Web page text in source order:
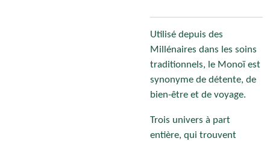
Utilisé depuis des
Millénaires dans les soins
traditionnels, le Monoï est
synonyme de détente, de
bien-être et de voyage.
Trois univers à part
entière, qui trouvent